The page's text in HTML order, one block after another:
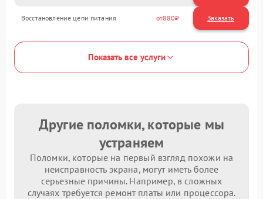
Восстановление цепи питания 880
Показать все услуги
Другие поломки, которые мы
устраняем
Поломки, которые на первый взгляд похожи на
неисправность экрана, могут иметь более
серьезные причины. Например, в сложных
случаях требуется ремонт платы или процессора.